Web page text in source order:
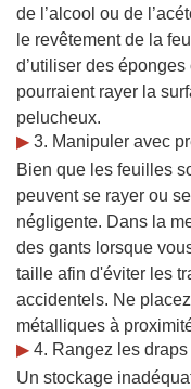
de l’alcool ou de
le revêtement de la
d’utiliser des
pourraient rayer la
pelucheux.
▶ 3. Manipuler avec
Bien que les feuilles
peuvent se rayer ou
négligente. Dans la
des gants lorsque
taille afin d'éviter les
accidentels. Ne
métalliques à
▶ 4. Rangez les
Un stockage